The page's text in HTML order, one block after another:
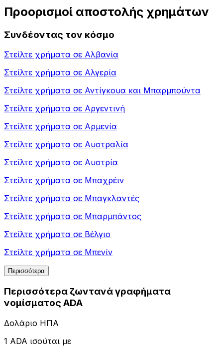
Προορισμοί αποστολής χρημάτων
Συνδέοντας τον κόσμο
Στείλτε χρήματα σε Αλβανία
Στείλτε χρήματα σε Αλγερία
Στείλτε χρήματα σε Αντίγκουα και Μπαρμπούντα
Στείλτε χρήματα σε Αργεντινή
Στείλτε χρήματα σε Αρμενία
Στείλτε χρήματα σε Αυστραλία
Στείλτε χρήματα σε Αυστρία
Στείλτε χρήματα σε Μπαχρέιν
Στείλτε χρήματα σε Μπαγκλαντές
Στείλτε χρήματα σε Μπαρμπάντος
Στείλτε χρήματα σε Βέλγιο
Στείλτε χρήματα σε Μπενίν
Περισσότερα
Περισσότερα ζωντανά γραφήματα
νομίσματος ADA
Δολάριο ΗΠΑ
1 ADA ισούται με